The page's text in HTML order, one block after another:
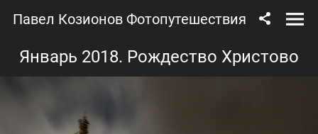
Павел Козионов Фотопутешествия
Январь 2018. Рождество Христово